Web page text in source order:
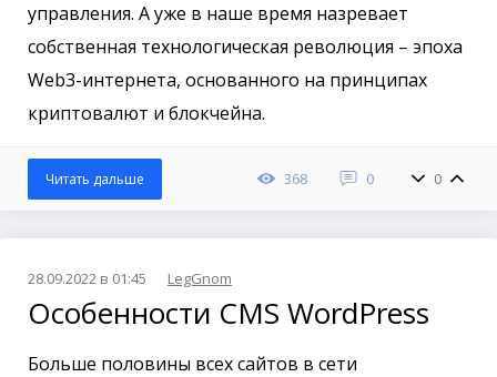
управления. А уже в наше время назревает
собственная технологическая революция – эпоха
Web3-интернета, основанного на принципах
криптовалют и блокчейна.
368 0 0
Читать дальше
28.09.2022 в 01:45 LegGnom
Особенности CMS WordPress
Больше половины всех сайтов в сети